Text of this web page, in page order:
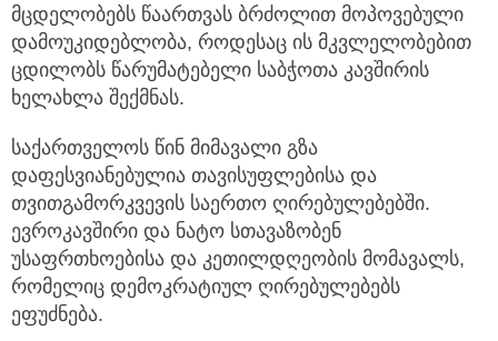
მცდელობებს წაართვას ბრძოლით მოპოვებული
დამოუკიდებლობა, როდესაც ის მკვლელობებით
ცდილობს წარუმატებელი საბჭოთა კავშირის
ხელახლა შექმნას.
საქართველოს წინ მიმავალი გზა
დაფესვიანებულია თავისუფლებისა და
თვითგამორკვევის საერთო ღირებულებებში.
ევროკავშირი და ნატო სთავაზობენ
უსაფრთხოებისა და კეთილდღეობის მომავალს,
რომელიც დემოკრატიულ ღირებულებებს
ეფუძნება.